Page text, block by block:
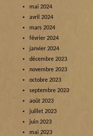
mai 2024
avril 2024
mars 2024
février 2024
janvier 2024
décembre 2023
novembre 2023
octobre 2023
septembre 2023
août 2023
juillet 2023
juin 2023
mai 2023